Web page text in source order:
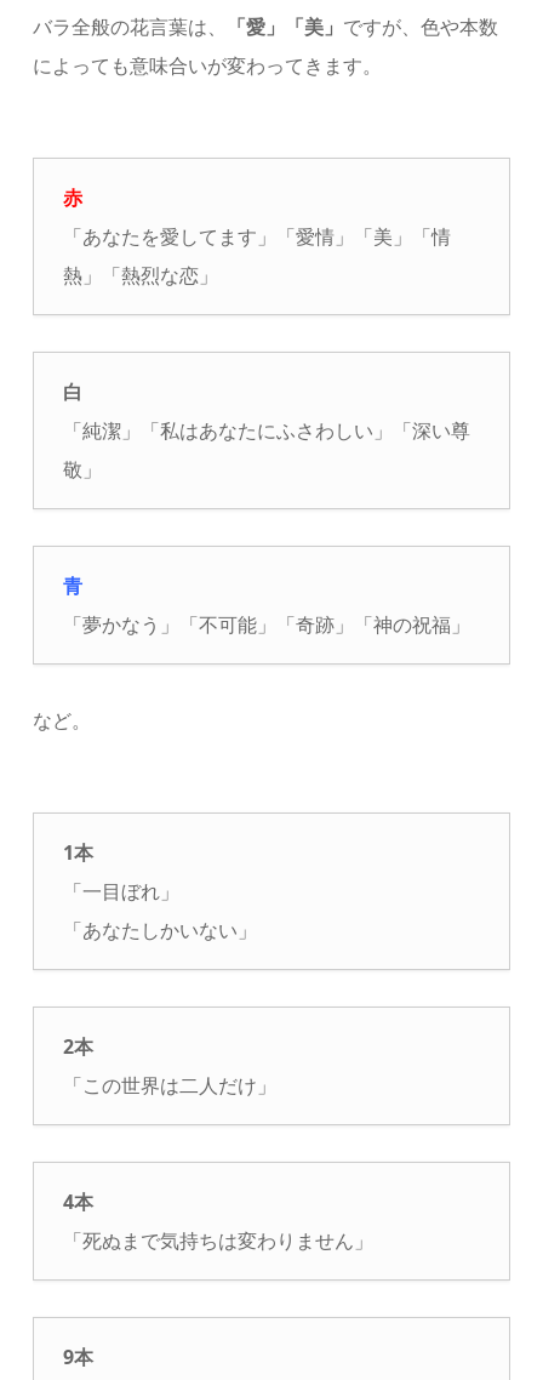
バラ全般の花言葉は、 「愛」「美」 ですが、色や本数
によっても意味合いが変わってきます。
赤
「あなたを愛してます」「愛情」「美」「情
熱」「熱烈な恋」
白
「純潔」「私はあなたにふさわしい」「深い尊
敬」
青
「夢かなう」「不可能」「奇跡」「神の祝福」
など。
1本
「一目ぼれ」
「あなたしかいない」
2本
「この世界は二人だけ」
4本
「死ぬまで気持ちは変わりません」
9本